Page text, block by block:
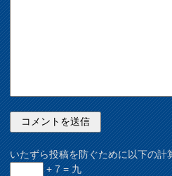
いたずら投稿を防ぐために以下の計
+ 7 = 九